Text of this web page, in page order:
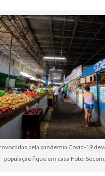
pela pandemia Covid-19
população fique em casa Foto: